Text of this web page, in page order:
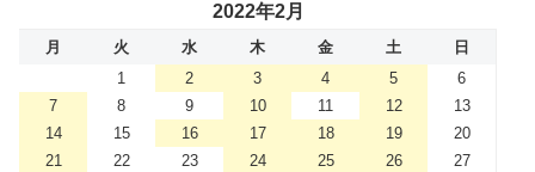
2022年2月
月 火 水 木 金 土
日
1
2 3 4 5
6
7
8 9 10 11 12
13
14
15 16 17 18 19
20
21
22 23 24 25 26
27